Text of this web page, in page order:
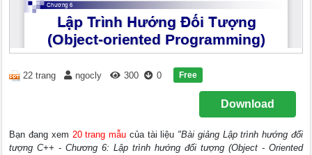
22 trang ngocly 300 0 Free
Download
Bạn đang xem 20 trang mẫu của tài liệu "Bài giảng Lập trình hướng đối
tượng C++ - Chương 6: Lập trình hướng đối tượng (Object - Oriented